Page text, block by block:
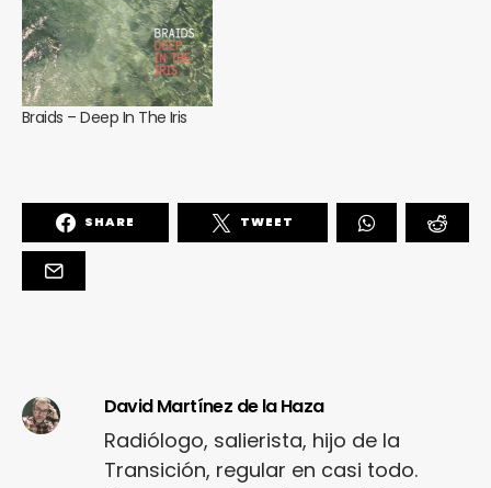
Braids – Deep In The Iris
SHARE TWEET
David Martínez de la Haza
Radiólogo, salierista, hijo de la
Transición, regular en casi todo.